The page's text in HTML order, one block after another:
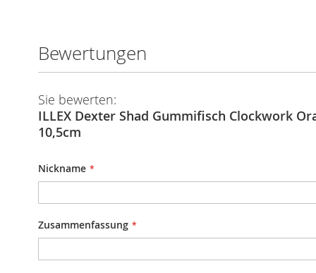
Bewertungen
Sie bewerten:
ILLEX Dexter Shad Gummifisch Clockwork
10,5cm
Nickname
Zusammenfassung